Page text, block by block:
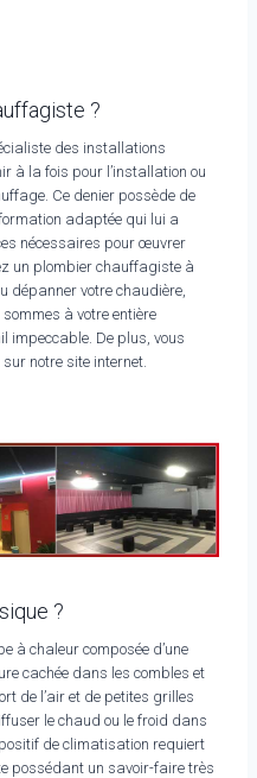
?
des installations
à la fois pour l’installation ou
Ce denier possède de
adaptée qui lui a
nécessaires pour œuvrer
un plombier chauffagiste à
dépanner votre chaudière,
à votre entière
impeccable. De plus, vous
notre site internet.
?
à chaleur composée d’une
cachée dans les combles et
de l’air et de petites grilles
le chaud ou le froid dans
de climatisation requiert
possédant un savoir-faire très